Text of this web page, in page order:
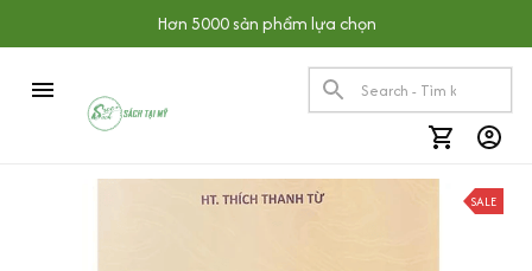
Hơn 5000 sản phẩm lựa chọn
SALE